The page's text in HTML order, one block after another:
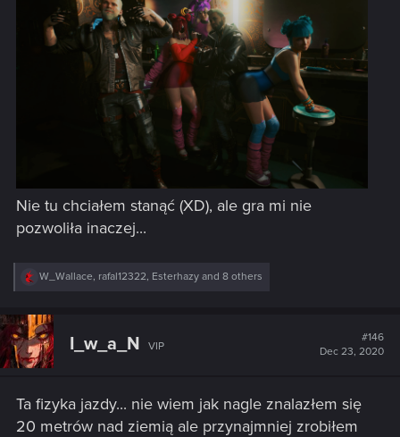
Nie tu chciałem stanąć (XD), ale gra mi nie
pozwoliła inaczej...
R
c
t
i
o
:
W_Wallace, rafal12322, Esterhazy and 8 others
I_w_a_N VIP
#146
Dec 23, 2020
Ta fizyka jazdy... nie wiem jak nagle znalazłem się
20 metrów nad ziemią ale przynajmniej zrobiłem